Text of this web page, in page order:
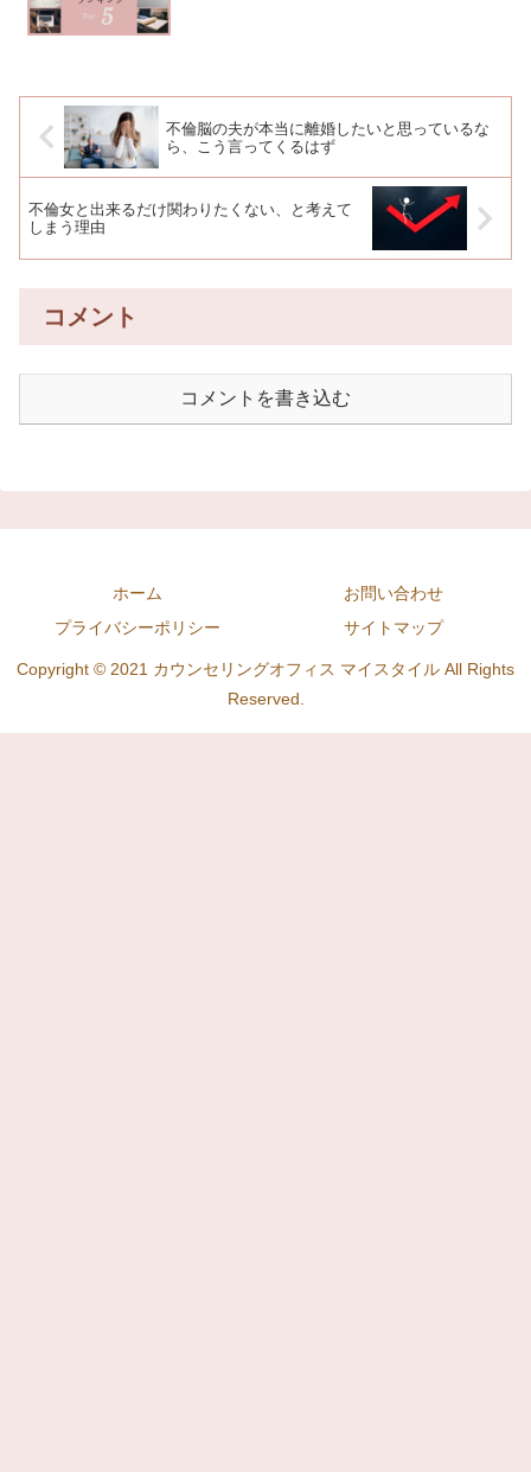
不倫脳の夫が本当に離婚したいと思っているな
ら、こう言ってくるはず
不倫女と出来るだけ関わりたくない、と考えて
しまう理由
コメント
コメントを書き込む
ホーム
お問い合わせ
プライバシーポリシー
サイトマップ
Copyright © 2021 カウンセリングオフィス マイスタイル All Rights
Reserved.